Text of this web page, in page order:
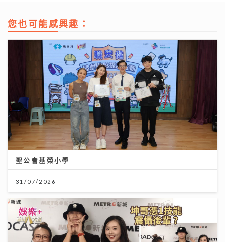
您也可能感興趣：
聖公會基榮小學
31/07/2026